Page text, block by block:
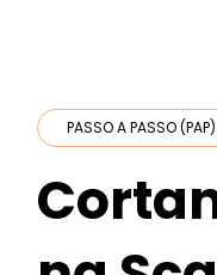
PASSO A PASSO (PAP)